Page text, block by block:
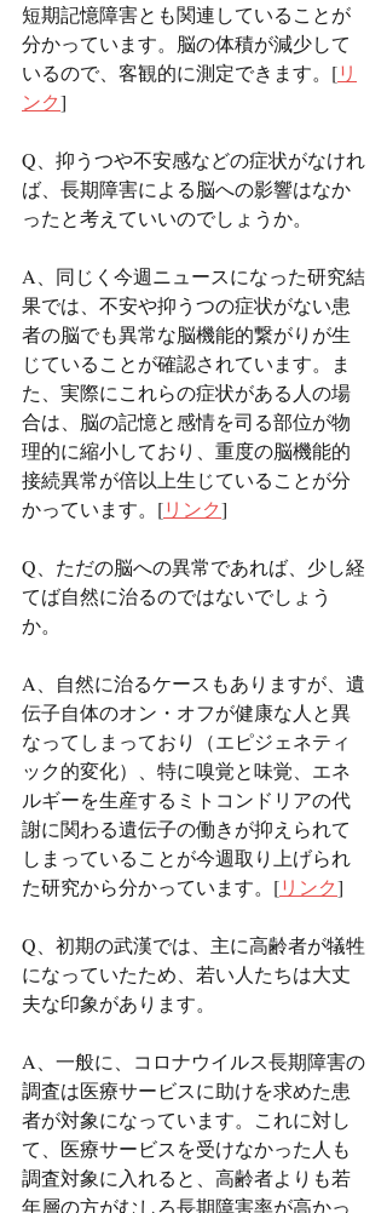
短期記憶障害とも関連していることが
分かっています。脳の体積が減少して
いるので、客観的に測定できます。[リ
ンク]
Q、抑うつや不安感などの症状がなけれ
ば、長期障害による脳への影響はなか
ったと考えていいのでしょうか。
A、同じく今週ニュースになった研究結
果では、不安や抑うつの症状がない患
者の脳でも異常な脳機能的繋がりが生
じていることが確認されています。ま
た、実際にこれらの症状がある人の場
合は、脳の記憶と感情を司る部位が物
理的に縮小しており、重度の脳機能的
接続異常が倍以上生じていることが分
かっています。[リンク]
Q、ただの脳への異常であれば、少し経
てば自然に治るのではないでしょう
か。
A、自然に治るケースもありますが、遺
伝子自体のオン・オフが健康な人と異
なってしまっており（エピジェネティ
ック的変化）、特に嗅覚と味覚、エネ
ルギーを生産するミトコンドリアの代
謝に関わる遺伝子の働きが抑えられて
しまっていることが今週取り上げられ
た研究から分かっています。[リンク]
Q、初期の武漢では、主に高齢者が犠牲
になっていたため、若い人たちは大丈
夫な印象があります。
A、一般に、コロナウイルス長期障害の
調査は医療サービスに助けを求めた患
者が対象になっています。これに対し
て、医療サービスを受けなかった人も
調査対象に入れると、高齢者よりも若
年層の方がむしろ長期障害率が高かっ